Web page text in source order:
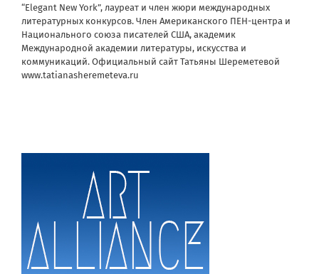
“Elegant New York”, лауреат и член жюри международных
литературных конкурсов. Член Американского ПЕН-центра и
Национального союза писателей США, академик
Международной академии литературы, искусства и
коммуникаций. Официальный сайт Татьяны Шереметевой
www.tatianasheremeteva.ru